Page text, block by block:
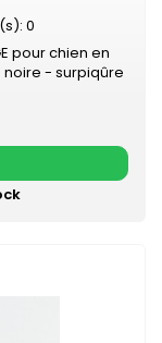
0
pour chien en
noire - surpiqûre
Boucle laquée
type de pelage.
mauve, gris,